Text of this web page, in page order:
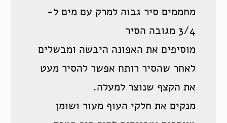
מחממים סיר גבוה למרק עם מים ל-
3/4 מגובה הסיר
מוסיפים את האפונה היבשה ומבשלים
לאחר שהסיר רותח אפשר להסיר מעט
את הקצף שנוצר למעלה.
מנקים את חלקי העוף מעור ושומן